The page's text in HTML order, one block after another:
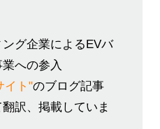
グ企業によるEVバ
への参入
イト"のブログ記事
訳、掲載していま